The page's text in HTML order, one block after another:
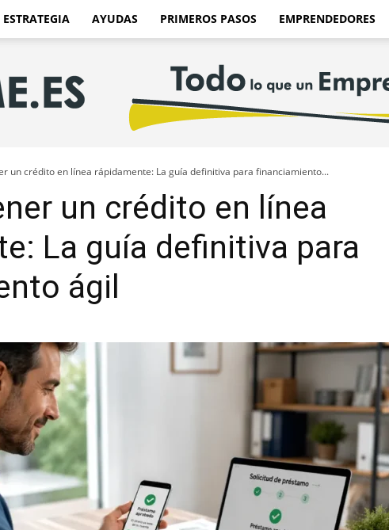
ESTRATEGIA AYUDAS PRIMEROS PASOS EMPRENDEDORES
un crédito en línea rápidamente: La guía definitiva para financiamiento...
un crédito en línea
La guía definitiva para
ágil